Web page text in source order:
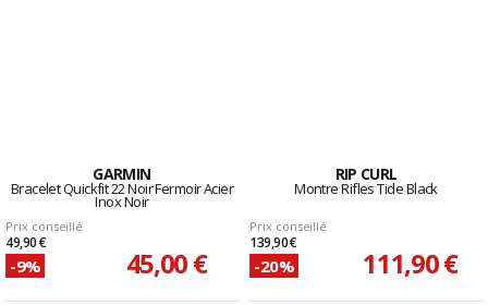
GARMIN
Bracelet Quickfit 22 Noir Fermoir Acier
Inox Noir
Prix conseillé
49,90 €
-9% 45,00 €
RIP CURL
Montre Rifles Tide Black
Prix conseillé
139,90 €
-20% 111,90 €